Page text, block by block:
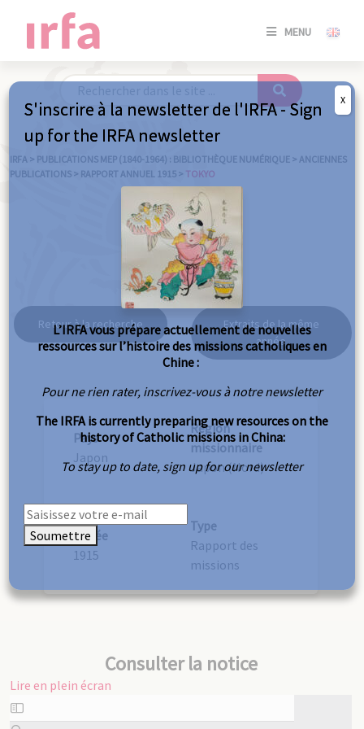
MENU
SE
/
IRFA > PUBLICATIONS MEP (1840-1964) : BIBLIOTHÈQUE NUMÉRIQUE > ANCIENNES
PUBLICATIONS > RAPPORT ANNUEL 1915 > TOKYO
Tokyo
Retour à la recherche
Extraits de la même
année
Pays
Japon
Région
missionnaire
Japon (Nord)
Année
1915
Type
Rapport des
missions
Consulter la notice
Lire en plein écran
Aller
au
S'inscrire à la newsletter de l'IRFA - Sign
up for the IRFA newsletter
L’IRFA vous prépare actuellement de nouvelles
ressources sur l’histoire des missions catholiques en
Chine :
Pour ne rien rater, inscrivez-vous à notre newsletter
The IRFA is currently preparing new resources on the
history of Catholic missions in China:
To stay up to date, sign up for our newsletter
Soumettre
X